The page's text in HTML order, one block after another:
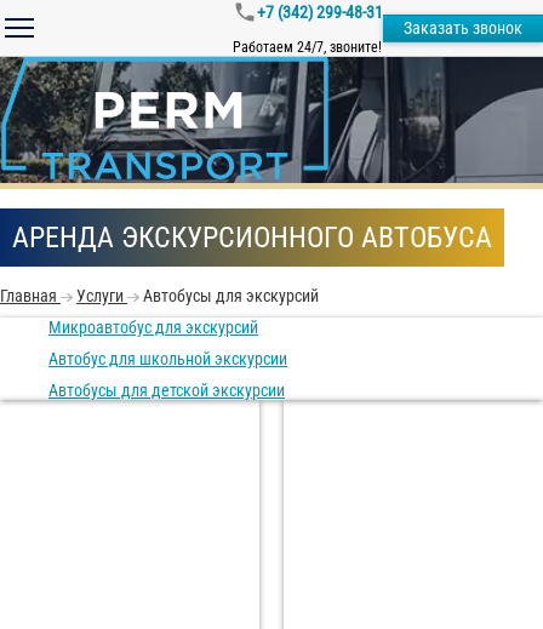
+7 (342) 299-48-31
Работаем 24/7, звоните!
Заказать звонок
АРЕНДА ЭКСКУРСИОННОГО АВТОБУСА
Главная Услуги
Автобусы для экскурсий
Микроавтобус для экскурсий
Автобус для школьной экскурсии
Автобусы для детской экскурсии